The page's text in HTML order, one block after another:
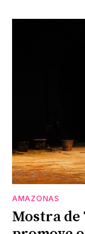
AMAZONAS
Mostra de